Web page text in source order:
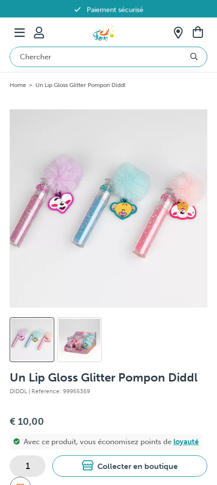
Paiement sécurisé
Livraison offerte dès 69€ en Belgique
Home > Un Lip Gloss Glitter Pompon Diddl
Un Lip Gloss Glitter Pompon Diddl
DIDDL | Référence: 99955359
€ 10,00
Avec ce produit, vous économisez points de loyauté
Collecter en boutique